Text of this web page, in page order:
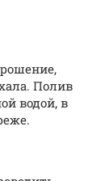
Полив
водой, в